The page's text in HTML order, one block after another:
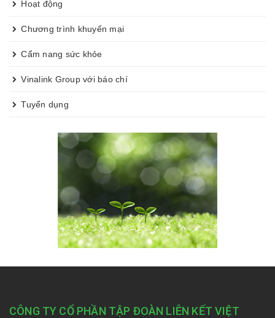
Hoạt động
Chương trình khuyến mại
Cẩm nang sức khỏe
Vinalink Group với báo chí
Tuyển dụng
CÔNG TY CỔ PHẦN TẬP ĐOÀN LIÊN KẾT VIỆT